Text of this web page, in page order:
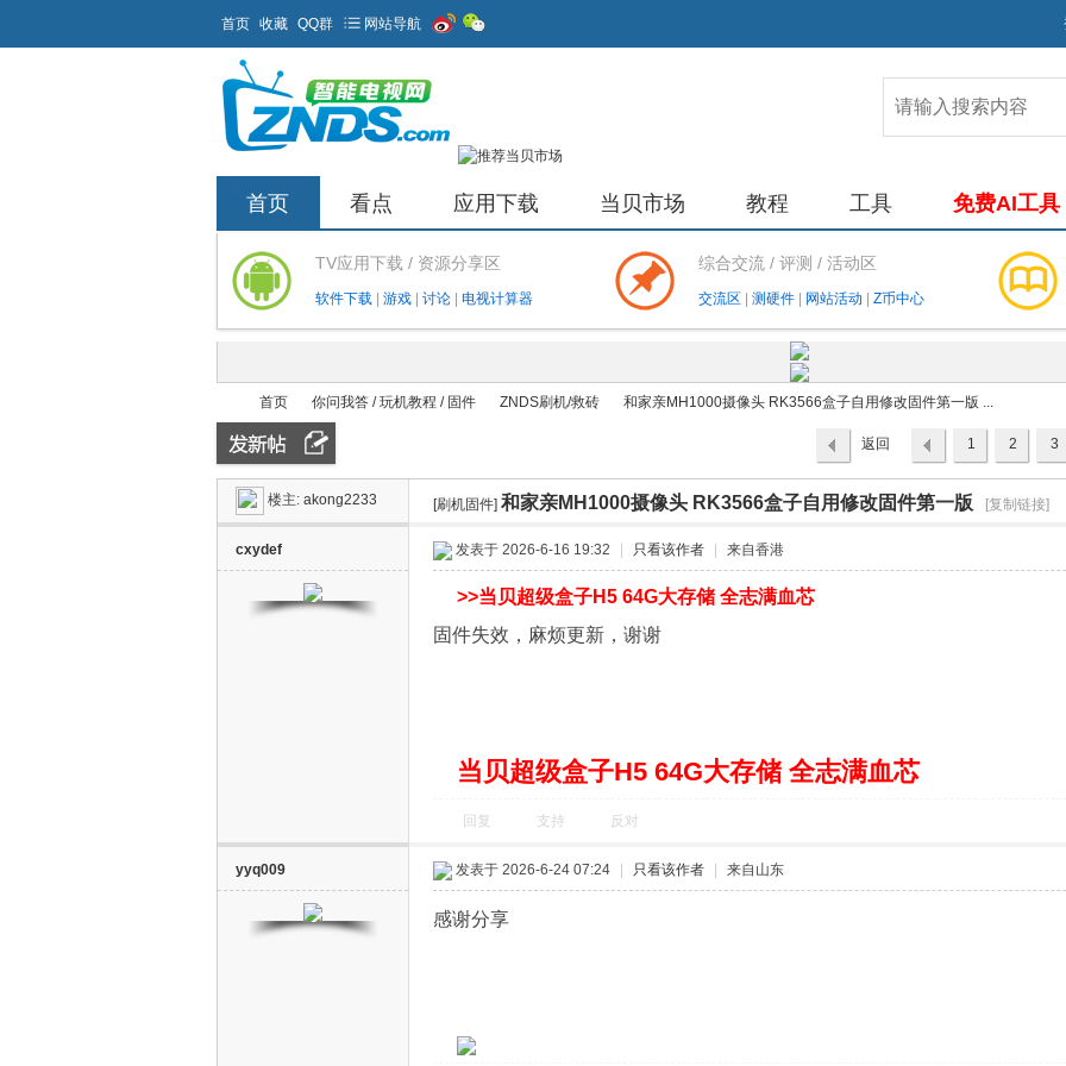
首页 收藏 QQ群 网站导航
首页 看点 应用下载 当贝市场 教程 工具 免费AI工具
TV应用下载 / 资源分享区
软件下载 游戏 讨论 电视计算器
综合交流 / 评测 / 活动区
交流区 测硬件 网站活动 Z币中心
»
首页
›
你问我答 / 玩机教程 / 固件
›
ZNDS刷机/救砖
›
和家亲MH1000摄像头 RK3566盒子自用修改固件第一版 ...
1 2 3
返回
列表
楼主: akong2233 [刷机固件] 和家亲MH1000摄像头 RK3566盒子自用修改固件第一版 [复制链接]
cxydef 发表于 2026-6-16 19:32 只看该作者 来自香港
>>当贝超级盒子H5 64G大存储 全志满血芯
固件失效，麻烦更新，谢谢
当贝超级盒子H5 64G大存储 全志满血芯
回复 支持 反对
yyq009 发表于 2026-6-24 07:24 只看该作者 来自山东
感谢分享